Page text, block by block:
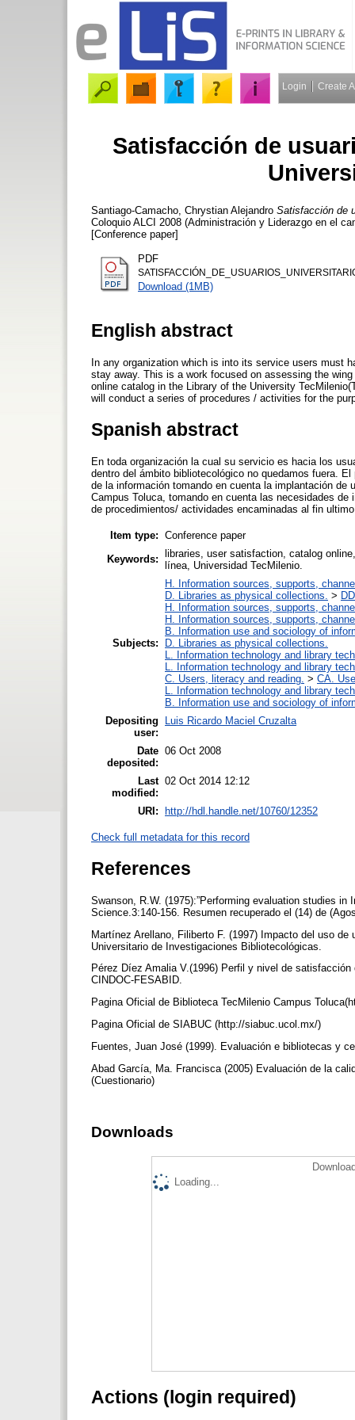
Login Create
Satisfacción de
Santiago-Camacho, Chrystian Alejandro Satisfacción de
Coloquio ALCI 2008 (Administración y Liderazgo en el
[Conference paper]
PDF
Download (1MB)
English abstract
In any organization which is into its service users must
stay away. This is a work focused on assessing the
online catalog in the Library of the University
will conduct a series of procedures / activities for the
Spanish abstract
En toda organización la cual su servicio es hacia los
dentro del ámbito bibliotecológico no quedamos fuera.
de la información tomando en cuenta la implantación
Campus Toluca, tomando en cuenta las necesidades
de procedimientos/ actividades encaminadas al fin
Item type: Conference paper
Keywords:
libraries, user satisfaction, catalog
línea, Universidad TecMilenio.
Subjects:
H. Information sources, supports,
D. Libraries as physical collections. >
H. Information sources, supports,
H. Information sources, supports,
B. Information use and sociology of
D. Libraries as physical collections.
L. Information technology and library
L. Information technology and library
C. Users, literacy and reading. > CA.
L. Information technology and library
B. Information use and sociology of
Depositing
user:
Luis Ricardo Maciel Cruzalta
Date
deposited:
06 Oct 2008
Last
modified:
02 Oct 2014 12:12
URI: http://hdl.handle.net/10760/12352
Check full metadata for this record
References
Swanson, R.W. (1975):”Performing evaluation studies
Science.3:140-156. Resumen recuperado el (14) de
Martínez Arellano, Filiberto F. (1997) Impacto del uso
Universitario de Investigaciones Bibliotecológicas.
Pérez Díez Amalia V.(1996) Perfil y nivel de
CINDOC-FESABID.
Pagina Oficial de Biblioteca TecMilenio Campus
Pagina Oficial de SIABUC (http://siabuc.ucol.mx/)
Fuentes, Juan José (1999). Evaluación e bibliotecas y
Abad García, Ma. Francisca (2005) Evaluación de la
(Cuestionario)
Downloads
Loading...
Actions (login required)